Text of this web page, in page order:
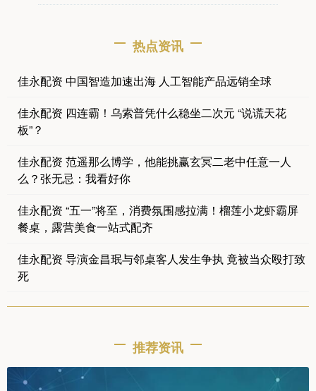
热点资讯
佳永配资 中国智造加速出海 人工智能产品远销全球
佳永配资 四连霸！乌索普凭什么稳坐二次元 “说谎天花
板”？
佳永配资 范遥那么博学，他能挑赢玄冥二老中任意一人
么？张无忌：我看好你
佳永配资 “五一”将至，消费氛围感拉满！榴莲小龙虾霸屏
餐桌，露营美食一站式配齐
佳永配资 导演金昌珉与邻桌客人发生争执 竟被当众殴打致
死
推荐资讯